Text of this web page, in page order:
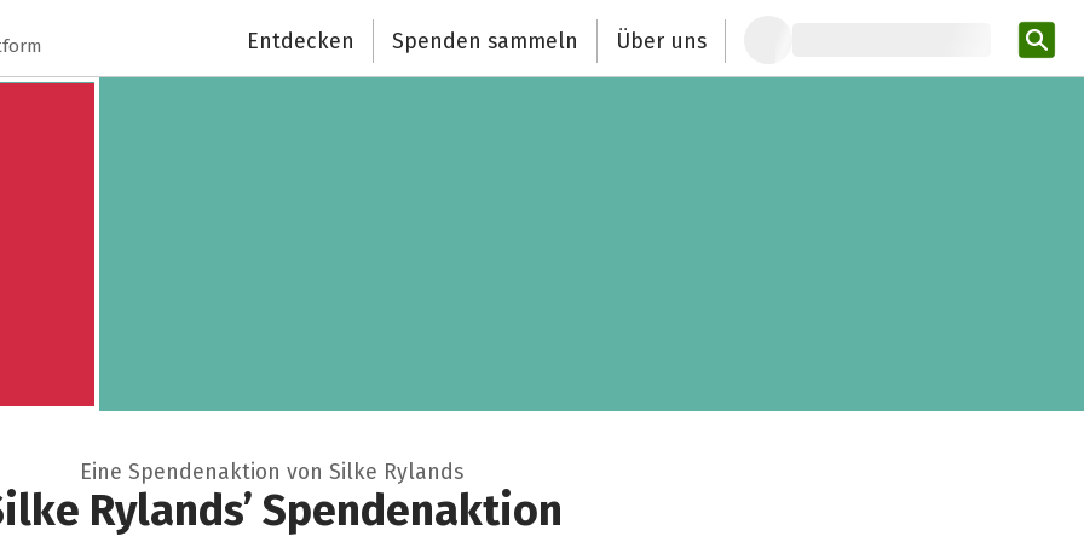
Entdecken Spenden sammeln Über uns
Eine Spendenaktion von Silke Rylands
Rylands’ Spendenaktion
Schließen